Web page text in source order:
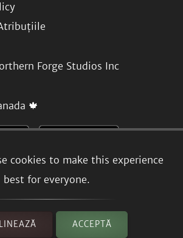
cookies to make this experience
best for everyone.
ACCEPTĂ
Forge Studios Inc
🍁